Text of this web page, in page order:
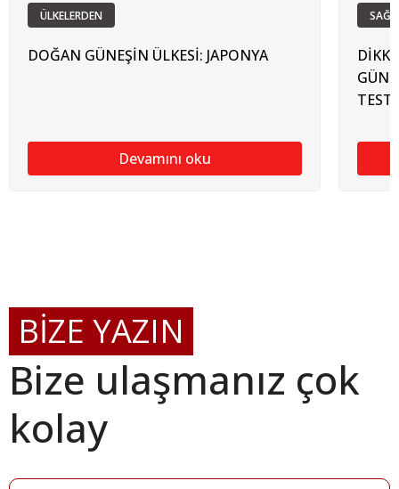
ÜLKELERDEN
DOĞAN GÜNEŞİN ÜLKESİ: JAPONYA
Devamını oku
TEST
BİZE YAZIN
Bize ulaşmanız çok
kolay